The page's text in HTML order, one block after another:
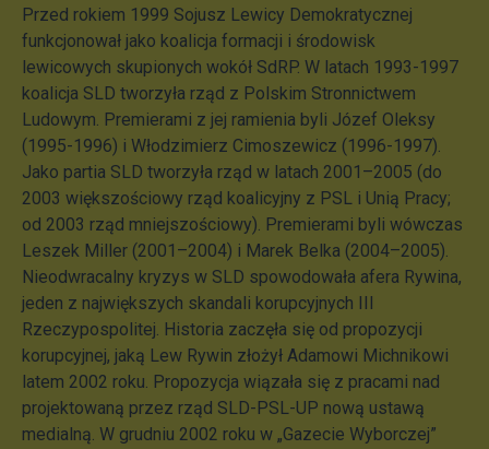
Przed rokiem 1999 Sojusz Lewicy Demokratycznej
funkcjonował jako koalicja formacji i środowisk
lewicowych skupionych wokół SdRP. W latach 1993-1997
koalicja SLD tworzyła rząd z Polskim Stronnictwem
Ludowym. Premierami z jej ramienia byli Józef Oleksy
(1995-1996) i Włodzimierz Cimoszewicz (1996-1997).
Jako partia SLD tworzyła rząd w latach 2001–2005 (do
2003 większościowy rząd koalicyjny z PSL i Unią Pracy;
od 2003 rząd mniejszościowy). Premierami byli wówczas
Leszek Miller (2001–2004) i Marek Belka (2004–2005).
Nieodwracalny kryzys w SLD spowodowała afera Rywina,
jeden z największych skandali korupcyjnych III
Rzeczypospolitej. Historia zaczęła się od propozycji
korupcyjnej, jaką Lew Rywin złożył Adamowi Michnikowi
latem 2002 roku. Propozycja wiązała się z pracami nad
projektowaną przez rząd SLD-PSL-UP nową ustawą
medialną. W grudniu 2002 roku w „Gazecie Wyborczej”